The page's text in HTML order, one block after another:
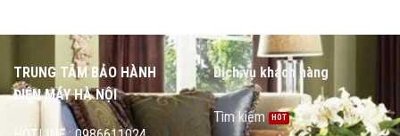
TRUNG TÂM BẢO HÀNH
ĐIỆN MÁY HÀ NỘI
Dịch vụ khách hàng
Tìm kiếm